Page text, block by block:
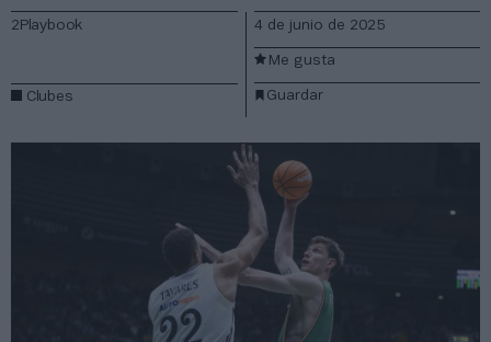
2Playbook
Clubes
4 de junio de 2025
Guardar
Me gusta